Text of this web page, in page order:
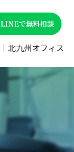
LINEで無料相談
北九州オフィス